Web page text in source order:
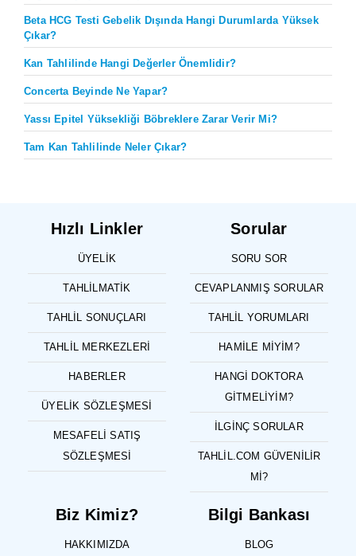
Beta HCG Testi Gebelik Dışında Hangi Durumlarda Yüksek
Çıkar?
Kan Tahlilinde Hangi Değerler Önemlidir?
Concerta Beyinde Ne Yapar?
Yassı Epitel Yüksekliği Böbreklere Zarar Verir Mi?
Tam Kan Tahlilinde Neler Çıkar?
Hızlı Linkler
ÜYELIK
TAHLILMATIK
TAHLIL SONUÇLARI
TAHLIL MERKEZLERI
HABERLER
ÜYELIK SÖZLEŞMESI
MESAFELI SATIŞ
SÖZLEŞMESI
Sorular
SORU SOR
CEVAPLANMIŞ SORULAR
TAHLIL YORUMLARI
HAMILE MIYIM?
HANGI DOKTORA
GITMELIYIM?
İLGINÇ SORULAR
TAHLIL.COM GÜVENILIR
MI?
Biz Kimiz?
HAKKIMIZDA
Bilgi Bankası
BLOG